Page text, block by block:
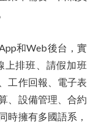
和Web後台，實
上排班、請假加班
工作回報、電子表
、設備管理、合約
時擁有多國語系，